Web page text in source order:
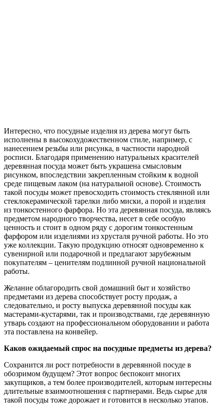
Интересно, что посудные изделия из дерева могут быть
исполнены в высокохудожественном стиле, например, с
нанесением резьбы или рисунка, в частности народной
росписи. Благодаря применению натуральных красителей
деревянная посуда может быть украшена смысловым
рисунком, впоследствии закрепленным стойким к водной
среде пищевым лаком (на натуральной основе). Стоимость
такой посуды может превосходить стоимость стеклянной или
стеклокерамической тарелки либо миски, а порой и изделия
из тонкостенного фарфора. Но эта деревянная посуда, являясь
предметом народного творчества, несет в себе особую
ценность и стоит в одном ряду с дорогим тонкостенным
фарфором или изделиями из хрусталя ручной работы. Но это
уже коллекции. Такую продукцию относят одновременно к
сувенирной или подарочной и предлагают зарубежным
покупателям – ценителям подлинной ручной национальной
работы.
Желание облагородить свой домашний быт и хозяйство
предметами из дерева способствует росту продаж, а
следовательно, и росту выпуска деревянной посуды как
мастерами-кустарями, так и производствами, где деревянную
утварь создают на профессиональном оборудовании и работа
эта поставлена на конвейер.
Каков ожидаемый спрос на посудные предметы из дерева?
Сохранится ли рост потребности в деревянной посуде в
обозримом будущем? Этот вопрос беспокоит многих
закупщиков, а тем более производителей, которым интересны
длительные взаимоотношения с партнерами. Ведь сырье для
такой посуды тоже дорожает и готовится в несколько этапов.